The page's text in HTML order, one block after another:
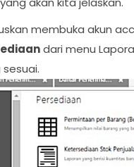
membuka akun
dari menu